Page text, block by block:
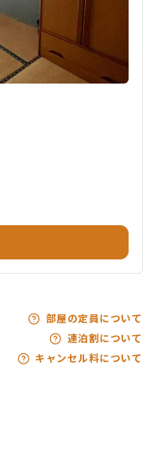
部屋の定員について
連泊割について
キャンセル料について